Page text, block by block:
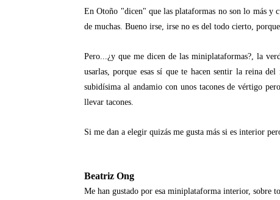
En Otoño "dicen" que las plataformas no son lo más y
de muchas. Bueno irse, irse no es del todo cierto,
Pero...¿y que me dicen de las miniplataformas?, la
usarlas, porque esas sí que te hacen sentir la reina
subidísima al andamio con unos tacones de vértigo
llevar tacones.
Si me dan a elegir quizás me gusta más si es interior
Beatriz Ong
Me han gustado por esa miniplataforma interior, sobre